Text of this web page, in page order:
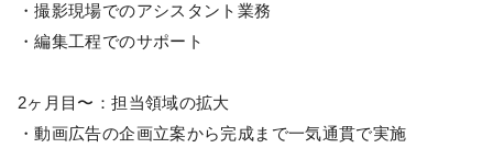
・撮影現場でのアシスタント業務
・編集工程でのサポート
2ヶ月目〜：担当領域の拡大
・動画広告の企画立案から完成まで一気通貫で実施